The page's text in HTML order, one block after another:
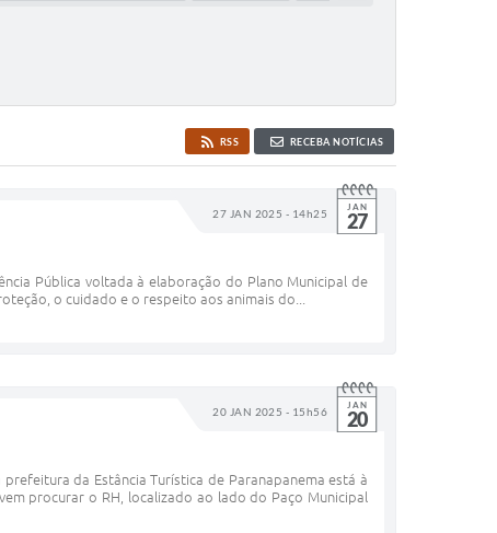
RSS RECEBA NOTÍCIAS
27 JAN 2025 - 14h25 JAN
27
Pública voltada à elaboração do Plano Municipal de
o cuidado e o respeito aos animais do...
20 JAN 2025 - 15h56 JAN
20
da Estância Turística de Paranapanema está à
procurar o RH, localizado ao lado do Paço Municipal